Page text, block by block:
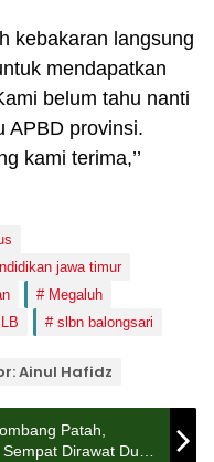
kebakaran langsung
mendapatkan
belum tahu nanti
APBD provinsi.
kami terima,’’
jawa timur
Megaluh
slbn balongsari
Ainul Hafidz
Patah,
Dirawat Dua